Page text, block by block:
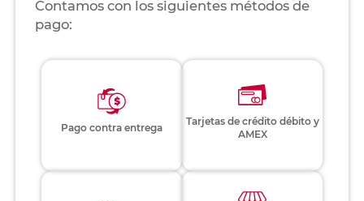
Contamos con los siguientes métodos de
pago:
Pago contra entrega
Tarjetas de crédito débito y
AMEX